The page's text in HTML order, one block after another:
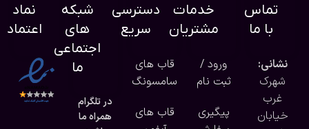
تماس
با ما
نشانی:
شهرک
غرب
خیابان
خدمات
مشتریان
ورود /
ثبت نام
پیگیری
دسترسی
سریع
قاب های
سامسونگ
قاب های
شبکه
های
اجتماعی
ما
در تلگرام
همراه ما
نماد
اعتماد